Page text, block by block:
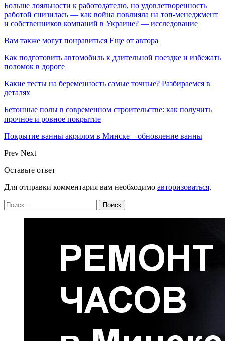
Больше лояльности к работодателю, но удовлетворенность
работой снизилась — как война повлияла на топ-менеджмент
и собственников компаний в Украине? — исследование
Вам также могут понравиться Еще от автора
Как подготовить автомобиль к длительной поездке и избежать
поломок в дороге
Какие тесты на беременность самые точные? Разбираемся в
деталях
Бетонные полы в современном строительстве: как получить
прочное и ровное покрытие
Покрытие ванны акрилом в Минске – обновление ванны
Prev Next
Оставьте ответ
Для отправки комментария вам необходимо авторизоваться.